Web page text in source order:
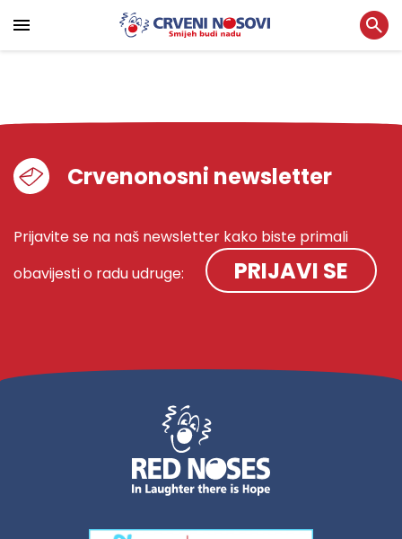
Crvenonosni newsletter
Prijavite se na naš newsletter kako biste primali
obavijesti o radu udruge:
PRIJAVI SE